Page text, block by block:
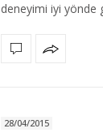
deneyimi iyi yönde
28/04/2015